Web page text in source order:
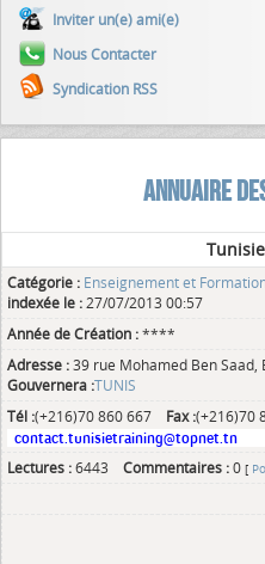
Inviter un(e) ami(e)
Nous Contacter
Syndication RSS
ANNUAIRE
Catégorie : Enseignement et
indexée le : 27/07/2013 00:57
Année de Création :****
Adresse :39 rue Mohamed Ben Saad,
Gouvernera :TUNIS
Tél :(+216)70 860 667 Fax :(+216)70
Lectures :6443 Commentaires :0 [